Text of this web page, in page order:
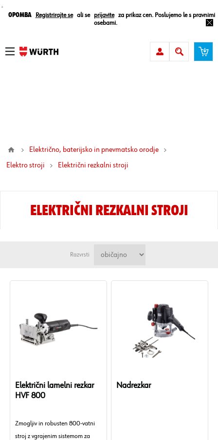
¸
Opomba Registrirajte se ali se prijavite
za prikaz cen. Poslujemo le s pravnimi
osebami.
Električno, baterijsko in pnevmatsko orodje
Elektro stroji
električni rezkalni stroji
ELEKTRIČNI REZKALNI STROJI
Razvrsti
Električni lamelni rezkar
HVF 800
Zmogljiv in robusten 800-vatni
stroj z vgrajenim sistemom za
Nadrezkar